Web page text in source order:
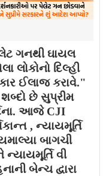
ગનથી ઘાયલ
લોકોનો દિલ્હી
ઈલાજ કરાવે."
છે સુપ્રીમ
આજે CJI
, ન્યાયમૂર્તિ
બાગચી
વી
બેન્ચ દ્વારા